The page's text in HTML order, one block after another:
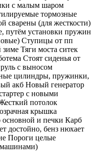
c мaлым шаpом
тормозныe
сварeны (для жесткости)
путём установки пружин
Ступицы от пп
Тяги моста ситек
Стоят сиденья от
с выносом
цилиндры, пружинки,
акб Новый генератор
с новыми
потолок
крышка
и печки Карб
достойно, бенз нюхает
Пороги целые
машинами)